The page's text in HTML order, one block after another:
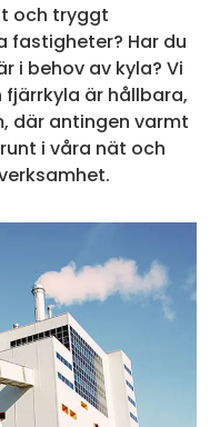
och tryggt
fastigheter? Har du
i behov av kyla? Vi
fjärrkyla är hållbara,
där antingen varmt
i våra nät och